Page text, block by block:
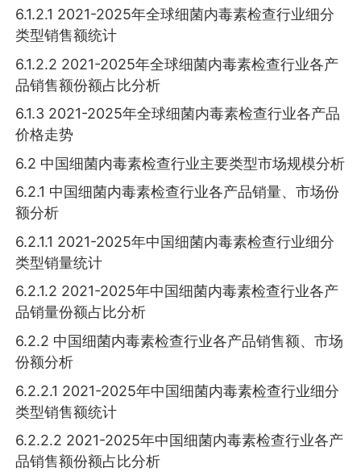
6.1.2.1 2021-2025年全球细菌内毒素检查行业细分
类型销售额统计
6.1.2.2 2021-2025年全球细菌内毒素检查行业各产
品销售额份额占比分析
6.1.3 2021-2025年全球细菌内毒素检查行业各产品
价格走势
6.2 中国细菌内毒素检查行业主要类型市场规模分析
6.2.1 中国细菌内毒素检查行业各产品销量、市场份
额分析
6.2.1.1 2021-2025年中国细菌内毒素检查行业细分
类型销量统计
6.2.1.2 2021-2025年中国细菌内毒素检查行业各产
品销量份额占比分析
6.2.2 中国细菌内毒素检查行业各产品销售额、市场
份额分析
6.2.2.1 2021-2025年中国细菌内毒素检查行业细分
类型销售额统计
6.2.2.2 2021-2025年中国细菌内毒素检查行业各产
品销售额份额占比分析